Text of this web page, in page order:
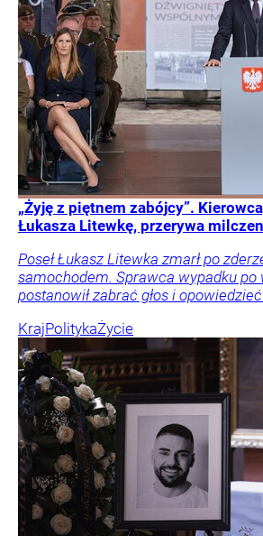
„Żyję z piętnem zabójcy”.
Łukasza Litewkę, przerywa
Poseł Łukasz Litewka zmarł po
samochodem. Sprawca wypadku
postanowił zabrać głos i
KrajPolitykaŻycie